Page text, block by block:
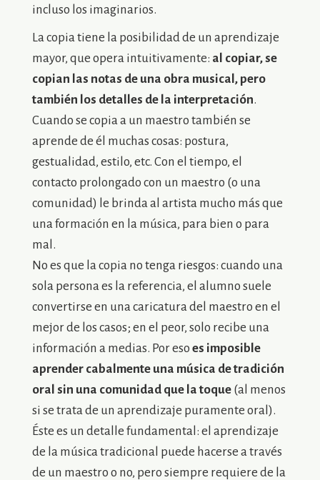
incluso los imaginarios.
La copia tiene la posibilidad de un aprendizaje
mayor, que opera intuitivamente: al copiar, se
copian las notas de una obra musical, pero
también los detalles de la interpretación.
Cuando se copia a un maestro también se
aprende de él muchas cosas: postura,
gestualidad, estilo, etc. Con el tiempo, el
contacto prolongado con un maestro (o una
comunidad) le brinda al artista mucho más que
una formación en la música, para bien o para
mal.
No es que la copia no tenga riesgos: cuando una
sola persona es la referencia, el alumno suele
convertirse en una caricatura del maestro en el
mejor de los casos; en el peor, solo recibe una
información a medias. Por eso es imposible
aprender cabalmente una música de tradición
oral sin una comunidad que la toque(al menos
si se trata de un aprendizaje puramente oral).
Éste es un detalle fundamental: el aprendizaje
de la música tradicional puede hacerse a través
de un maestro o no, pero siempre requiere de la